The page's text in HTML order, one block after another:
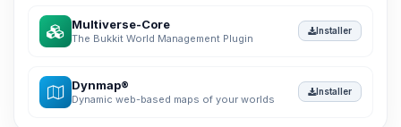
Multiverse-Core
The Bukkit World Management Plugin
Installer
Dynmap®
Dynamic web-based maps of your worlds
Installer